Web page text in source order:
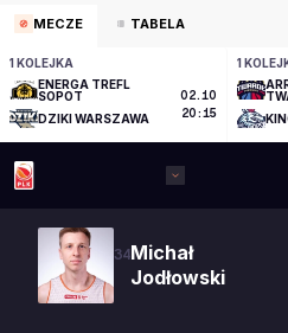
MECZE TABELA
1 KOLEJKA
ENERGA TREFL
SOPOT
DZIKI WARSZAWA
02.10
20:15
1
34Michał
Jodłowski